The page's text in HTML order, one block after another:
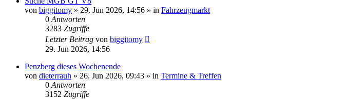
von biggitomy » 29. Jun 2026, 14:56 » in Fahrzeugmarkt
0 Antworten
3283 Zugriffe
Letzter Beitrag von biggitomy
29. Jun 2026, 14:56
Penzberg dieses Wochenende
von dieterrauh » 26. Jun 2026, 09:43 » in Termine & Treffen
0 Antworten
3152 Zugriffe